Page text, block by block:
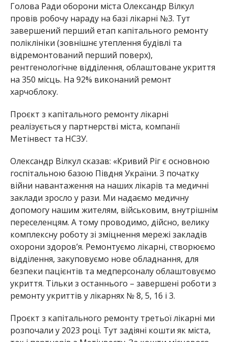
Голова Ради оборони міста Олександр Вілкул
провів робочу нараду на базі лікарні №3. Тут
завершений перший етап капітального ремонту
поліклініки (зовнішнє утеплення будівлі та
відремонтований перший поверх),
рентгенологічне відділення, облаштоване укриття
на 350 місць. На 92% виконаний ремонт
харчоблоку.
Проєкт з капітального ремонту лікарні
реалізується у партнерстві міста, компанії
Метінвест та НСЗУ.
Олександр Вілкул сказав: «Кривий Ріг є основною
госпітальною базою Півдня України. З початку
війни навантаження на наших лікарів та медичні
заклади зросло у рази. Ми надаємо медичну
допомогу нашим жителям, військовим, внутрішнім
переселенцям. А тому проводимо, дійсно, велику
комплексну роботу зі зміцнення мережі закладів
охорони здоров’я. Ремонтуємо лікарні, створюємо
відділення, закуповуємо нове обладнання, для
безпеки пацієнтів та медперсоналу облаштовуємо
укриття. Тільки з останнього – завершені роботи з
ремонту укриттів у лікарнях № 8, 5, 16 і 3.
Проєкт з капітального ремонту третьої лікарні ми
розпочали у 2023 році. Тут задіяні кошти як міста,